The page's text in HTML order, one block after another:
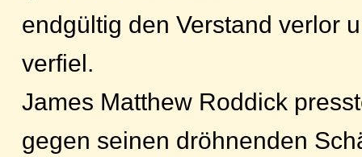
endgültig den Verstand verlor
verfiel.
James Matthew Roddick
gegen seinen dröhnenden